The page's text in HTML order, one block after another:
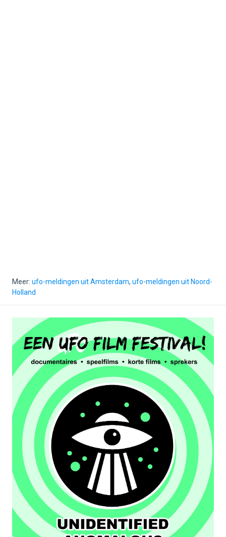
Meer: ufo-meldingen uit Amsterdam, ufo-meldingen uit Noord-
Holland